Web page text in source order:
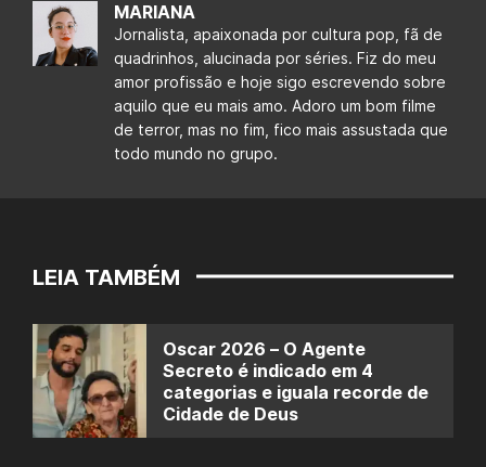
MARIANA
Jornalista, apaixonada por cultura pop, fã de
quadrinhos, alucinada por séries. Fiz do meu
amor profissão e hoje sigo escrevendo sobre
aquilo que eu mais amo. Adoro um bom filme
de terror, mas no fim, fico mais assustada que
todo mundo no grupo.
LEIA TAMBÉM
Oscar 2026 – O Agente
Secreto é indicado em 4
categorias e iguala recorde de
Cidade de Deus